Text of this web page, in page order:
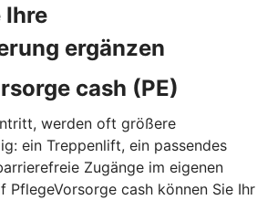
Ihre
ergänzen
cash (PE)
werden oft größere
ein Treppenlift, ein passendes
Zugänge im eigenen
PflegeVorsorge cash können Sie Ihr